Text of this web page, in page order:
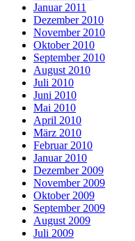
Januar 2011
Dezember 2010
November 2010
Oktober 2010
September 2010
August 2010
Juli 2010
Juni 2010
Mai 2010
April 2010
März 2010
Februar 2010
Januar 2010
Dezember 2009
November 2009
Oktober 2009
September 2009
August 2009
Juli 2009